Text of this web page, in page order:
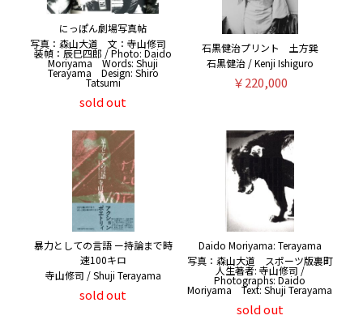
にっぽん劇場写真帖
写真：森山大道 文：寺山修司
装幀：辰巳四郎 / Photo: Daido
Moriyama Words: Shuji
Terayama Design: Shiro
Tatsumi
sold out
石黒健治プリント 土方巽
石黒健治 / Kenji Ishiguro
￥220,000
暴力としての言語 ー持論まで時
速100キロ
寺山修司 / Shuji Terayama
sold out
Daido Moriyama: Terayama
写真：森山大道 スポーツ版裏町
人生著者: 寺山修司 /
Photographs: Daido
Moriyama Text: Shuji Terayama
sold out